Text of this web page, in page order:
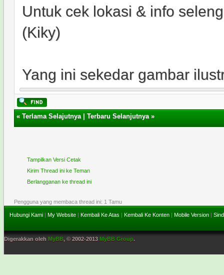
Untuk cek lokasi & info
(Kiky)
Yang ini sekedar gambar
«Terlama Selajutnya|Terbaru Selanjutnya»
Tampilkan Versi Cetak
Kirim Thread ini ke Teman
Berlangganan ke thread ini
Pengguna yang membaca thread ini: 1 Tamu
Hubungi Kami | My Website | Kembali Ke Atas | Kembali Ke Konten | Mobile Version |
Digerakkan oleh MyBB, © 2002-2013 MyBB Group.